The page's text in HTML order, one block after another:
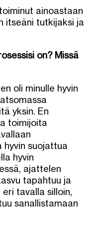
ainoastaan
itseäni tutkijaksi ja
on? Missä
oli minulle hyvin
yksin. En
toimijoita
hyvin suojattua
hyvin
ajattelen
tapahtuu ja
tavalla silloin,
sanallistamaan